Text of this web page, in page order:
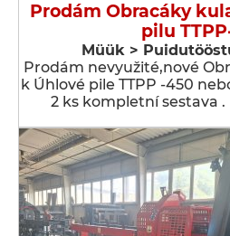
Prodám Obracáky
pilu
Müük >
Prodám nevyužité,nové
k Úhlové pile TTPP -450
2 ks kompletní sestava .